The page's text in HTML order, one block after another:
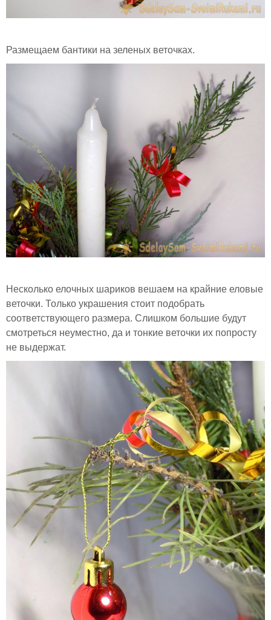
Размещаем бантики на зеленых веточках.
Несколько елочных шариков вешаем на крайние еловые
веточки. Только украшения стоит подобрать
соответствующего размера. Слишком большие будут
смотреться неуместно, да и тонкие веточки их попросту
не выдержат.